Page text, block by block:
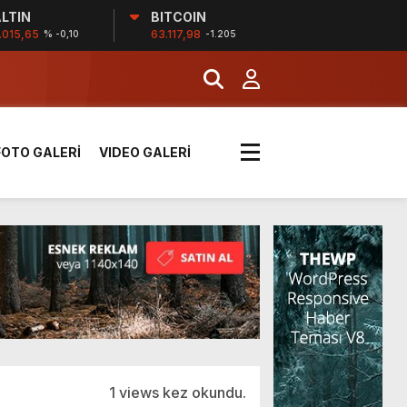
% -0,10
BITCOIN
63.117,98 -1.205
yük kazaya neden oldu
paylaştı
GALERİ VIDEO GALERİ
1 views kez okundu.